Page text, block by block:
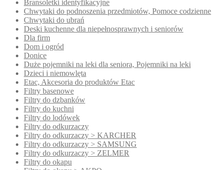
Bransoletki identyfikacyjne
Chwytaki do podnoszenia przedmiotów, Pomoce codzienne
Chwytaki do ubrań
Deski kuchenne dla niepełnosprawnych i seniorów
Dla firm
Dom i ogród
Donice
Duże pojemniki na leki dla seniora, Pojemniki na leki
Dzieci i niemowlęta
Etac, Akcesoria do produktów Etac
Filtry basenowe
Filtry do dzbanków
Filtry do kuchni
Filtry do lodówek
Filtry do odkurzaczy
Filtry do odkurzaczy > KARCHER
Filtry do odkurzaczy > SAMSUNG
Filtry do odkurzaczy > ZELMER
Filtry do okapu